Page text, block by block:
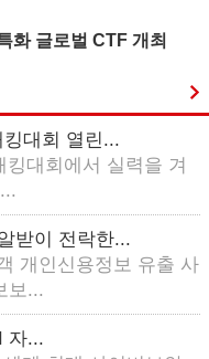
화 글로벌 CTF 개최
대회 열린...
대회에서 실력을 겨
받이 전락한...
개인신용정보 유출 사
보...
자...